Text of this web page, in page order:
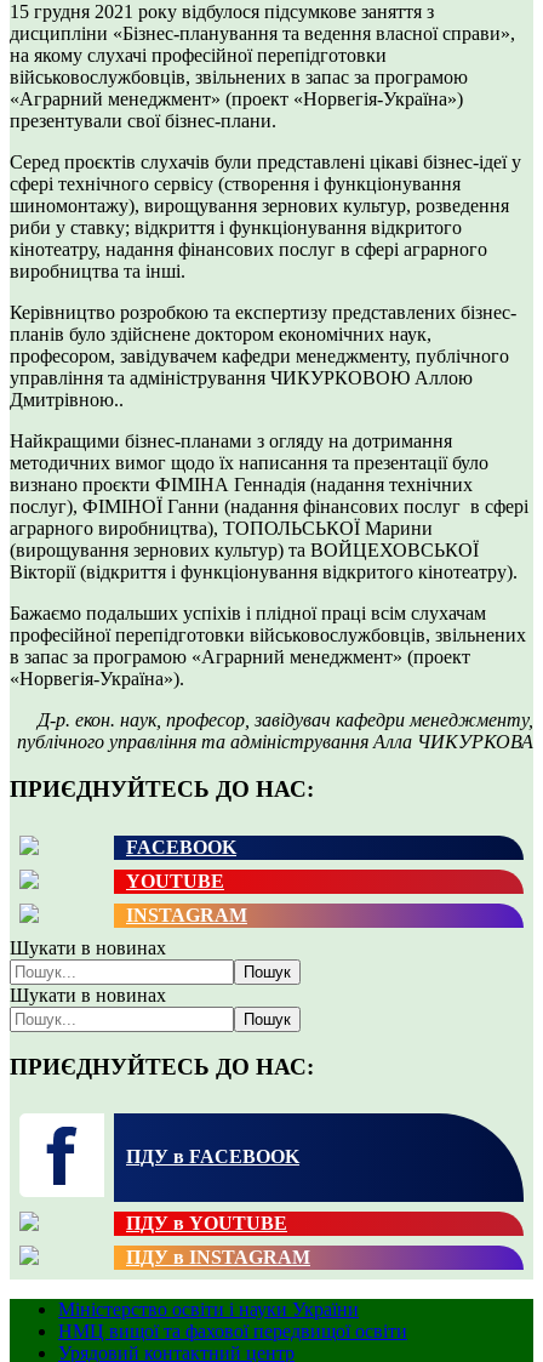
15 грудня 2021 року відбулося підсумкове заняття з
дисципліни «Бізнес-планування та ведення власної справи»,
на якому слухачі професійної перепідготовки
військовослужбовців, звільнених в запас за програмою
«Аграрний менеджмент» (проект «Норвегія-Україна»)
презентували свої бізнес-плани.
Серед проєктів слухачів були представлені цікаві бізнес-ідеї у
сфері технічного сервісу (створення і функціонування
шиномонтажу), вирощування зернових культур, розведення
риби у ставку; відкриття і функціонування відкритого
кінотеатру, надання фінансових послуг в сфері аграрного
виробництва та інші.
Керівництво розробкою та експертизу представлених бізнес-
планів було здійснене доктором економічних наук,
професором, завідувачем кафедри менеджменту, публічного
управління та адміністрування ЧИКУРКОВОЮ Аллою
Дмитрівною..
Найкращими бізнес-планами з огляду на дотримання
методичних вимог щодо їх написання та презентації було
визнано проєкти ФІМІНА Геннадія (надання технічних
послуг), ФІМІНОЇ Ганни (надання фінансових послуг в сфері
аграрного виробництва), ТОПОЛЬСЬКОЇ Марини
(вирощування зернових культур) та ВОЙЦЕХОВСЬКОЇ
Вікторії (відкриття і функціонування відкритого кінотеатру).
Бажаємо подальших успіхів і плідної праці всім слухачам
професійної перепідготовки військовослужбовців, звільнених
в запас за програмою «Аграрний менеджмент» (проект
«Норвегія-Україна»).
Д-р. екон. наук, професор, завідувач кафедри менеджменту,
публічного управління та адміністрування Алла ЧИКУРКОВА
ПРИЄДНУЙТЕСЬ ДО НАС:
FACEBOOK
YOUTUBE
INSTAGRAM
Шукати в новинах
Пошук
Шукати в новинах
Пошук
ПРИЄДНУЙТЕСЬ ДО НАС:
ПДУ в FACEBOOK
ПДУ в YOUTUBE
ПДУ в INSTAGRAM
Міністерство освіти і науки України
НМЦ вищої та фахової передвищої освіти
Урядовий контактний центр